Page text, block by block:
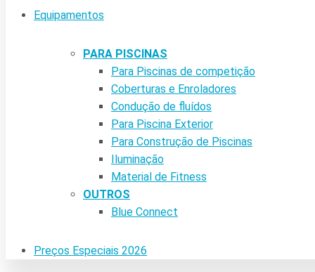
Equipamentos
PARA PISCINAS
Para Piscinas de competição
Coberturas e Enroladores
Condução de fluídos
Para Piscina Exterior
Para Construção de Piscinas
Iluminação
Material de Fitness
OUTROS
Blue Connect
Preços Especiais 2026